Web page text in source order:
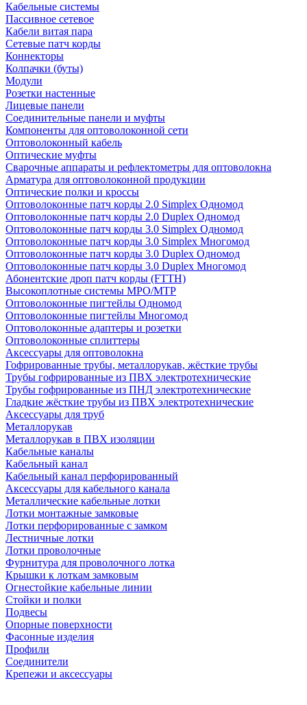
Кабельные системы
Пассивное сетевое
Кабели витая пара
Сетевые патч корды
Коннекторы
Колпачки (буты)
Модули
Розетки настенные
Лицевые панели
Соединительные панели и муфты
Компоненты для оптоволоконной сети
Оптоволоконный кабель
Оптические муфты
Сварочные аппараты и рефлектометры для оптоволокна
Арматура для оптоволоконной продукции
Оптические полки и кроссы
Оптоволоконные патч корды 2.0 Simplex Одномод
Оптоволоконные патч корды 2.0 Duplex Одномод
Оптоволоконные патч корды 3.0 Simplex Одномод
Оптоволоконные патч корды 3.0 Simplex Многомод
Оптоволоконные патч корды 3.0 Duplex Одномод
Оптоволоконные патч корды 3.0 Duplex Многомод
Абонентские дроп патч корды (FTTH)
Высокоплотные системы MPO/MTP
Оптоволоконные пигтейлы Одномод
Оптоволоконные пигтейлы Многомод
Оптоволоконные адаптеры и розетки
Оптоволоконные сплиттеры
Аксессуары для оптоволокна
Гофрированные трубы, металлорукав, жёсткие трубы
Трубы гофрированные из ПВХ электротехнические
Трубы гофрированные из ПНД электротехнические
Гладкие жёсткие трубы из ПВХ электротехнические
Аксессуары для труб
Металлорукав
Металлорукав в ПВХ изоляции
Кабельные каналы
Кабельный канал
Кабельный канал перфорированный
Аксессуары для кабельного канала
Металлические кабельные лотки
Лотки монтажные замковые
Лотки перфорированные с замком
Лестничные лотки
Лотки проволочные
Фурнитура для проволочного лотка
Крышки к лоткам замковым
Огнестойкие кабельные линии
Стойки и полки
Подвесы
Опорные поверхности
Фасонные изделия
Профили
Соединители
Крепежи и аксессуары